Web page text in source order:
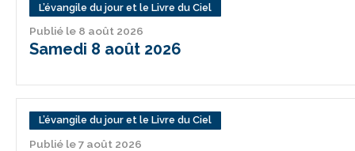
L’évangile du jour et le Livre du Ciel
Publié le 8 août 2026
Samedi 8 août 2026
L’évangile du jour et le Livre du Ciel
Publié le 7 août 2026